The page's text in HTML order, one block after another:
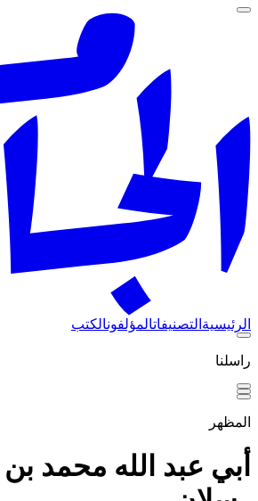
الرئيسية التصنيفاتالمؤلفونالكتب
راسلنا
المظهر
أبي عبد الله محمد